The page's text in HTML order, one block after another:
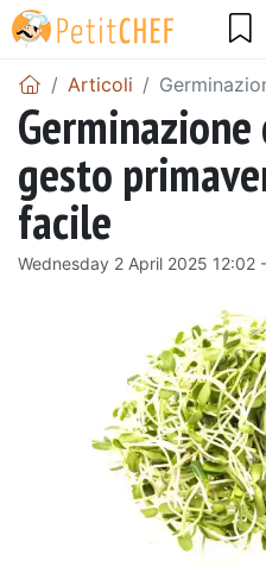
Articoli
gesto
facile
Wednesday 2 April 2025 12:02 -